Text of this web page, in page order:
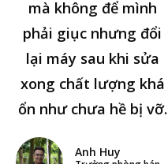
mà không để mình
phải giục nhưng đổi
lại máy sau khi sửa
xong chất lượng khá
ổn như chưa hề bị vỡ.
Anh Huy